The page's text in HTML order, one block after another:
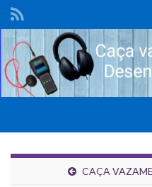
CAÇA